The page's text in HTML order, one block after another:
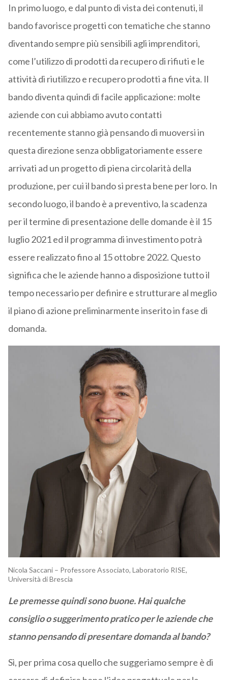
In primo luogo, e dal punto di vista dei contenuti, il
bando favorisce progetti con tematiche che stanno
diventando sempre più sensibili agli imprenditori,
come l’utilizzo di prodotti da recupero di rifiuti e le
attività di riutilizzo e recupero prodotti a fine vita. Il
bando diventa quindi di facile applicazione: molte
aziende con cui abbiamo avuto contatti
recentemente stanno già pensando di muoversi in
questa direzione senza obbligatoriamente essere
arrivati ad un progetto di piena circolarità della
produzione, per cui il bando si presta bene per loro. In
secondo luogo, il bando è a preventivo, la scadenza
per il termine di presentazione delle domande è il 15
luglio 2021 ed il programma di investimento potrà
essere realizzato fino al 15 ottobre 2022. Questo
significa che le aziende hanno a disposizione tutto il
tempo necessario per definire e strutturare al meglio
il piano di azione preliminarmente inserito in fase di
domanda.
Nicola Saccani – Professore Associato, Laboratorio RISE,
Università di Brescia
Le premesse quindi sono buone. Hai qualche
consiglio o suggerimento pratico per le aziende che
stanno pensando di presentare domanda al bando?
Sì, per prima cosa quello che suggeriamo sempre è di